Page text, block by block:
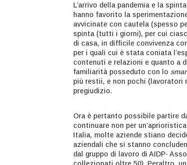
L’arrivo della pandemia e la
hanno favorito la
avvicinate con cautela (spesso
spinta (tutti i giorni), per cui
di casa, in difficile convivenza
per i quali cui è stata coniata
contenuti e relazioni e quanto a
familiarità posseduto con lo
più restii, e non pochi (lavoratori
pregiudizio.
Ora è pertanto possibile partire
continuare non per
Italia, molte aziende stiano
aziendali che si stanno
dal gruppo di lavoro di AIDP-
collezionati oltre 50). Peraltro,